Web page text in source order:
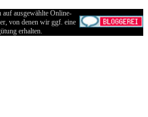
ausgewählte Online-
von denen wir ggf. eine
erhalten.